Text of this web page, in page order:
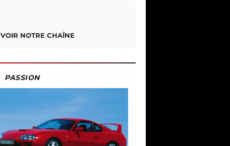
VOIR NOTRE CHAÎNE
PASSION